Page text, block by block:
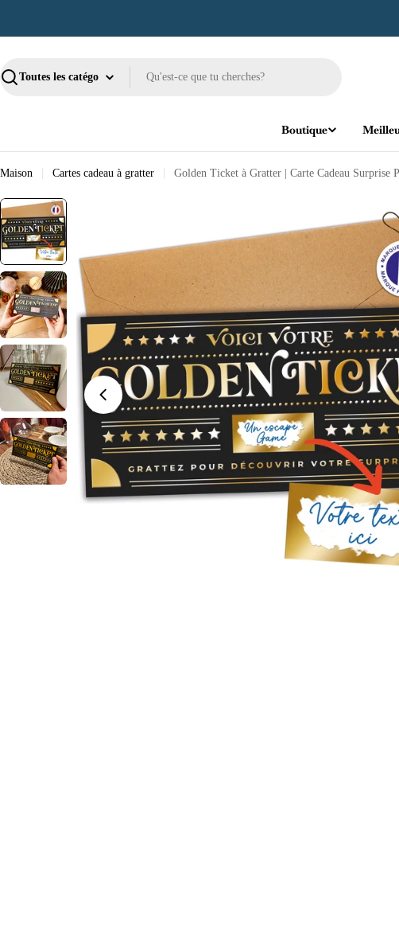
Recherche
Boutique
Maison Cartes cadeau à gratter Golden Ticket à Gratter | Carte Cadeau Surprise
sur
le
produit
Ouvrir le média 0 en mode modal